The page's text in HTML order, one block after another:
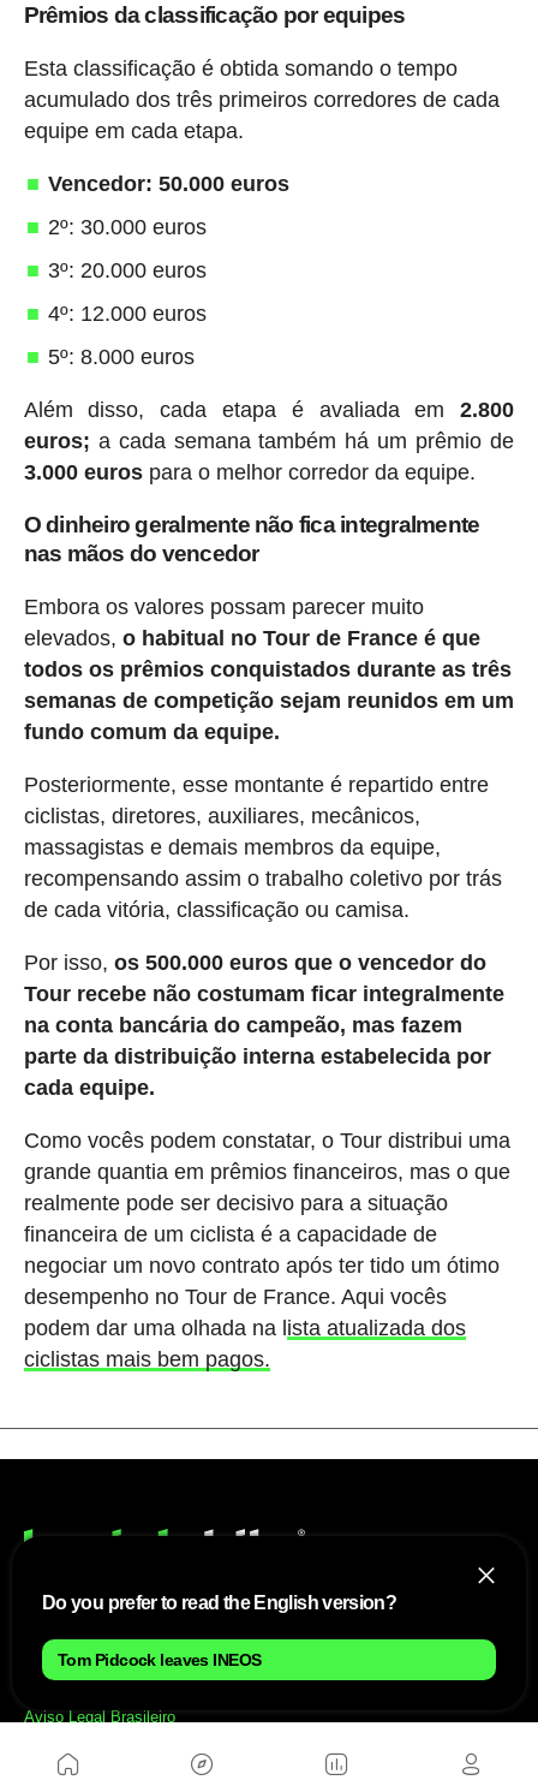
Prêmios da classificação por equipes
Esta classificação é obtida somando o tempo
acumulado dos três primeiros corredores de cada
equipe em cada etapa.
Vencedor: 50.000 euros
2º: 30.000 euros
3º: 20.000 euros
4º: 12.000 euros
5º: 8.000 euros
Além disso, cada etapa é avaliada em2.800
euros; a cada semana também há um prêmio de
3.000 eurospara o melhor corredor da equipe.
O dinheiro geralmente não fica integralmente
nas mãos do vencedor
Embora os valores possam parecer muito
elevados, o habitual no Tour de France é que
todos os prêmios conquistados durante as três
semanas de competição sejam reunidos em um
fundo comum da equipe.
Posteriormente, esse montante é repartido entre
ciclistas, diretores, auxiliares, mecânicos,
massagistas e demais membros da equipe,
recompensando assim o trabalho coletivo por trás
de cada vitória, classificação ou camisa.
Por isso, os 500.000 euros que o vencedor do
Tour recebe não costumam ficar integralmente
na conta bancária do campeão, mas fazem
parte da distribuição interna estabelecida por
cada equipe.
Como vocês podem constatar, o Tour distribui uma
grande quantia em prêmios financeiros, mas o que
realmente pode ser decisivo para a situação
financeira de um ciclista é a capacidade de
negociar um novo contrato após ter tido um ótimo
desempenho no Tour de France. Aqui vocês
podem dar uma olhada na lista atualizada dos
ciclistas mais bem pagos.
NÓS
Aviso Legal Brasileiro
Anúnciate con nosotros brasileiro
Política de privacidad brasileiro
Do you prefer to read the English version?
Tom Pidcock leaves INEOS